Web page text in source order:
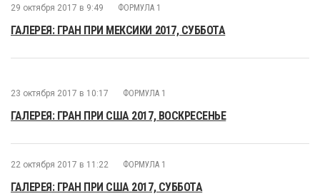
29 октября 2017 в 9:49 ФОРМУЛА 1
ГАЛЕРЕЯ: ГРАН ПРИ МЕКСИКИ 2017, СУББОТА
23 октября 2017 в 10:17 ФОРМУЛА 1
ГАЛЕРЕЯ: ГРАН ПРИ США 2017, ВОСКРЕСЕНЬЕ
22 октября 2017 в 11:22 ФОРМУЛА 1
ГАЛЕРЕЯ: ГРАН ПРИ США 2017, СУББОТА